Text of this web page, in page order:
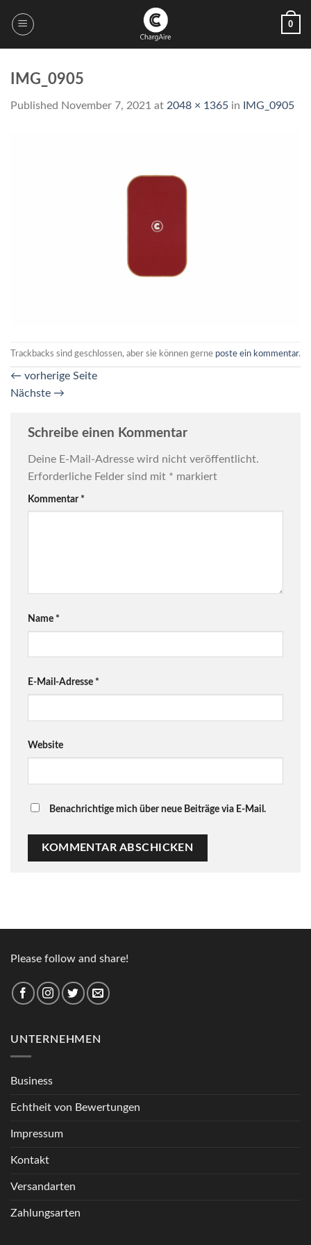
0
IMG_0905
Published November 7, 2021 at 2048 × 1365 in IMG_0905
Trackbacks sind geschlossen, aber sie können gerne poste ein kommentar.
← vorherige Seite
Nächste →
Schreibe einen Kommentar
Deine E-Mail-Adresse wird nicht veröffentlicht.
Erforderliche Felder sind mit * markiert
Kommentar *
Name *
E-Mail-Adresse *
Website
Benachrichtige mich über neue Beiträge via E-Mail.
Please follow and share!
UNTERNEHMEN
Business
Echtheit von Bewertungen
Impressum
Kontakt
Versandarten
Zahlungsarten